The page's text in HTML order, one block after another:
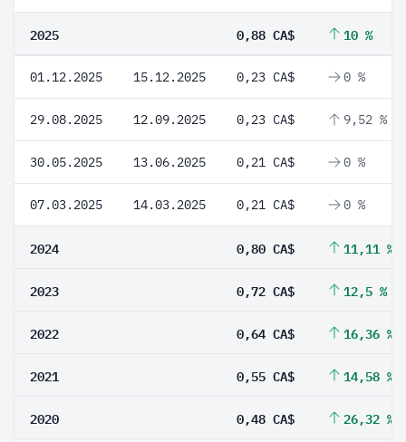
2025 0,88 CA$ 10 %
01.12.2025 15.12.2025 0,23 CA$ 0 %
29.08.2025 12.09.2025 0,23 CA$ 9,52 %
30.05.2025 13.06.2025 0,21 CA$ 0 %
07.03.2025 14.03.2025 0,21 CA$ 0 %
2024 0,80 CA$ 11,11 %
2023 0,72 CA$ 12,5 %
2022 0,64 CA$ 16,36 %
2021 0,55 CA$ 14,58 %
2020 0,48 CA$ 26,32 %